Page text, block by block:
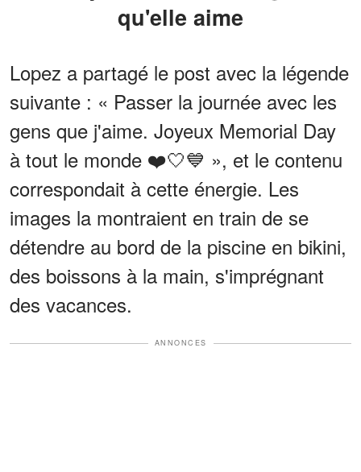
qu'elle aime
Lopez a partagé le post avec la légende
suivante : « Passer la journée avec les
gens que j'aime. Joyeux Memorial Day
à tout le monde ❤️🤍💙 », et le contenu
correspondait à cette énergie. Les
images la montraient en train de se
détendre au bord de la piscine en bikini,
des boissons à la main, s'imprégnant
des vacances.
ANNONCES